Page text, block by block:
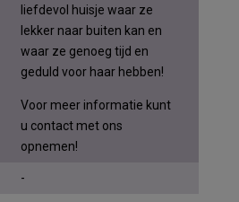
liefdevol huisje waar ze
lekker naar buiten kan en
waar ze genoeg tijd en
geduld voor haar hebben!
Voor meer informatie kunt
u contact met ons
opnemen!
-